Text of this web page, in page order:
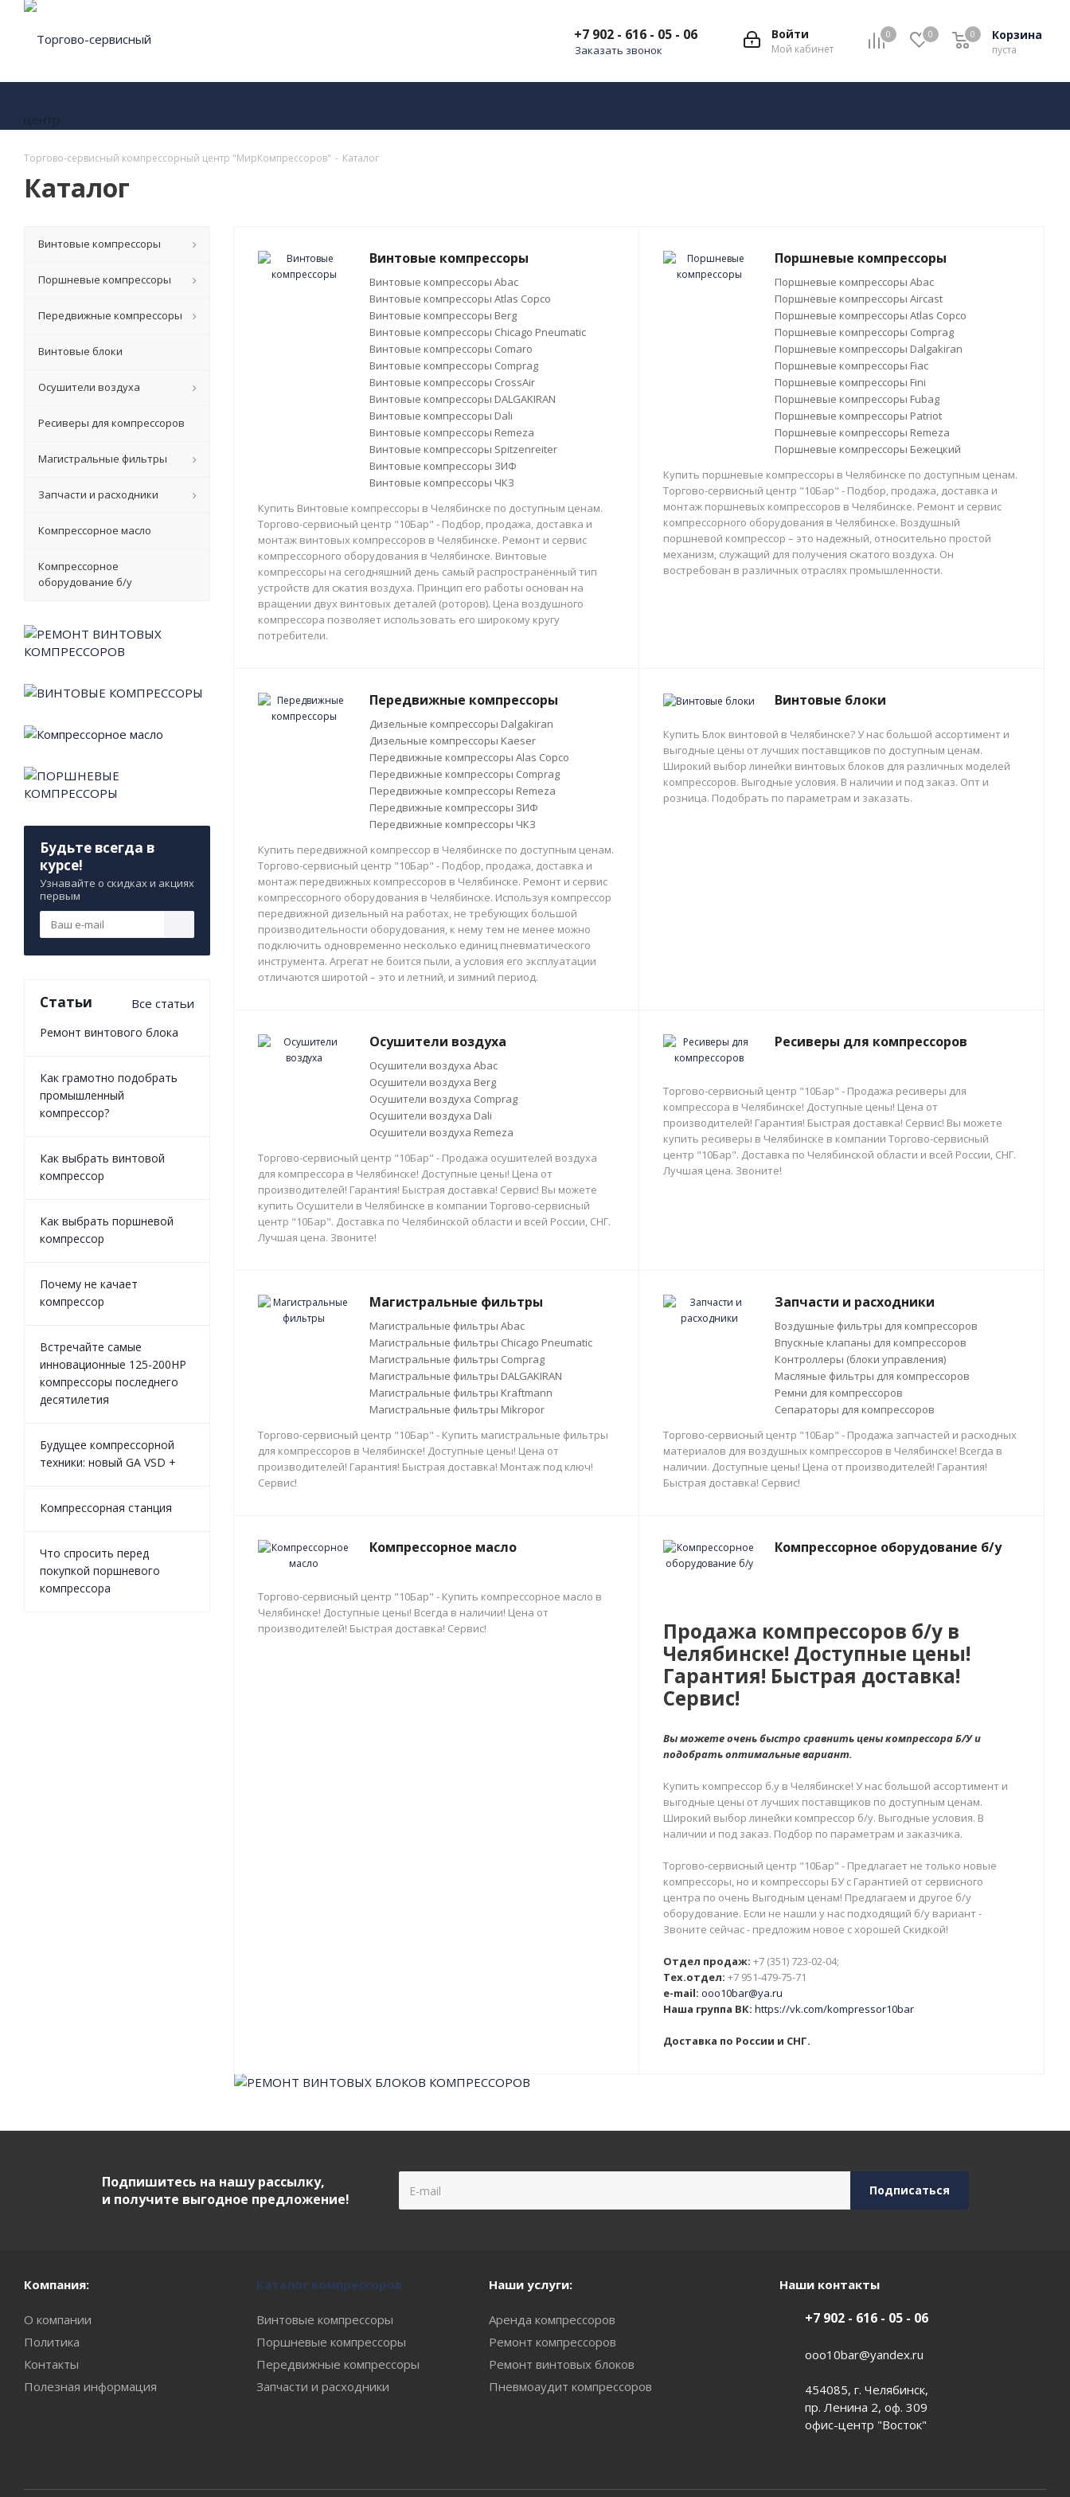
0 0 Корзина
пуста
0
Войти
Мой кабинет
+7 902 - 616 - 05 - 06
Заказать звонок
Торгово-сервисный компрессорный центр "МирКомпрессоров" - Каталог
Каталог
Винтовые компрессоры
Винтовые компрессоры Abac
Винтовые компрессоры Atlas Copco
Винтовые компрессоры Berg
Винтовые компрессоры Chicago Pneumatic
Винтовые компрессоры Comaro
Винтовые компрессоры Comprag
Винтовые компрессоры CrossAir
Винтовые компрессоры DALGAKIRAN
Винтовые компрессоры Dali
Винтовые компрессоры Remeza
Винтовые компрессоры Spitzenreiter
Винтовые компрессоры ЗИФ
Винтовые компрессоры ЧКЗ
Купить Винтовые компрессоры в Челябинске по доступным ценам.
Торгово-сервисный центр "10Бар" - Подбор, продажа, доставка и
монтаж винтовых компрессоров в Челябинске. Ремонт и сервис
компрессорного оборудования в Челябинске. Винтовые
компрессоры на сегодняшний день самый распространённый тип
устройств для сжатия воздуха. Принцип его работы основан на
вращении двух винтовых деталей (роторов). Цена воздушного
компрессора позволяет использовать его широкому кругу
потребители.
Поршневые компрессоры
Поршневые компрессоры Abac
Поршневые компрессоры Aircast
Поршневые компрессоры Atlas Copco
Поршневые компрессоры Comprag
Поршневые компрессоры Dalgakiran
Поршневые компрессоры Fiac
Поршневые компрессоры Fini
Поршневые компрессоры Fubag
Поршневые компрессоры Patriot
Поршневые компрессоры Remeza
Поршневые компрессоры Бежецкий
Купить поршневые компрессоры в Челябинске по доступным ценам.
Торгово-сервисный центр "10Бар" - Подбор, продажа, доставка и
монтаж поршневых компрессоров в Челябинске. Ремонт и сервис
компрессорного оборудования в Челябинске. Воздушный
поршневой компрессор – это надежный, относительно простой
механизм, служащий для получения сжатого воздуха. Он
востребован в различных отраслях промышленности.
Передвижные компрессоры
Дизельные компрессоры Dalgakiran
Дизельные компрессоры Kaeser
Передвижные компрессоры Alas Copco
Передвижные компрессоры Comprag
Передвижные компрессоры Remeza
Передвижные компрессоры ЗИФ
Передвижные компрессоры ЧКЗ
Купить передвижной компрессор в Челябинске по доступным ценам.
Торгово-сервисный центр "10Бар" - Подбор, продажа, доставка и
монтаж передвижных компрессоров в Челябинске. Ремонт и сервис
компрессорного оборудования в Челябинске. Используя компрессор
передвижной дизельный на работах, не требующих большой
производительности оборудования, к нему тем не менее можно
подключить одновременно несколько единиц пневматического
инструмента. Агрегат не боится пыли, а условия его эксплуатации
отличаются широтой – это и летний, и зимний период.
Винтовые блоки
Купить Блок винтовой в Челябинске? У нас большой ассортимент и
выгодные цены от лучших поставщиков по доступным ценам.
Широкий выбор линейки винтовых блоков для различных моделей
компрессоров. Выгодные условия. В наличии и под заказ. Опт и
розница. Подобрать по параметрам и заказать.
Осушители воздуха
Осушители воздуха Abac
Осушители воздуха Berg
Осушители воздуха Comprag
Осушители воздуха Dali
Осушители воздуха Remeza
Торгово-сервисный центр "10Бар" - Продажа осушителей воздуха
для компрессора в Челябинске! Доступные цены! Цена от
производителей! Гарантия! Быстрая доставка! Сервис! Вы можете
купить Осушители в Челябинске в компании Торгово-сервисный
центр "10Бар". Доставка по Челябинской области и всей России, СНГ.
Лучшая цена. Звоните!
Ресиверы для компрессоров
Торгово-сервисный центр "10Бар" - Продажа ресиверы для
компрессора в Челябинске! Доступные цены! Цена от
производителей! Гарантия! Быстрая доставка! Сервис! Вы можете
купить ресиверы в Челябинске в компании Торгово-сервисный
центр "10Бар". Доставка по Челябинской области и всей России, СНГ.
Лучшая цена. Звоните!
Магистральные фильтры
Магистральные фильтры Abac
Магистральные фильтры Chicago Pneumatic
Магистральные фильтры Comprag
Магистральные фильтры DALGAKIRAN
Магистральные фильтры Kraftmann
Магистральные фильтры Mikropor
Торгово-сервисный центр "10Бар" - Купить магистральные фильтры
для компрессоров в Челябинске! Доступные цены! Цена от
производителей! Гарантия! Быстрая доставка! Монтаж под ключ!
Сервис!
Запчасти и расходники
Воздушные фильтры для компрессоров
Впускные клапаны для компрессоров
Контроллеры (блоки управления)
Масляные фильтры для компрессоров
Ремни для компрессоров
Сепараторы для компрессоров
Торгово-сервисный центр "10Бар" - Продажа запчастей и расходных
материалов для воздушных компрессоров в Челябинске! Всегда в
наличии. Доступные цены! Цена от производителей! Гарантия!
Быстрая доставка! Сервис!
Компрессорное масло
Торгово-сервисный центр "10Бар" - Купить компрессорное масло в
Челябинске! Доступные цены! Всегда в наличии! Цена от
производителей! Быстрая доставка! Сервис!
Компрессорное оборудование б/у
Продажа компрессоров б/у в
Челябинске! Доступные цены!
Гарантия! Быстрая доставка!
Сервис!
Вы можете очень быстро сравнить цены компрессора Б/У и
подобрать оптимальные вариант.
Купить компрессор б.у в Челябинске! У нас большой ассортимент и
выгодные цены от лучших поставщиков по доступным ценам.
Широкий выбор линейки компрессор б/у. Выгодные условия. В
наличии и под заказ. Подбор по параметрам и заказчика.
Торгово-сервисный центр "10Бар" - Предлагает не только новые
компрессоры, но и компрессоры БУ с Гарантией от сервисного
центра по очень Выгодным ценам! Предлагаем и другое б/у
оборудование. Если не нашли у нас подходящий б/у вариант -
Звоните сейчас - предложим новое с хорошей Скидкой!
Отдел продаж: +7 (351) 723-02-04;
Тех.отдел: +7 951-479-75-71
e-mail: ooo10bar@ya.ru
Наша группа ВК: https://vk.com/kompressor10bar
Доставка по России и СНГ.
Винтовые компрессоры
Поршневые компрессоры
Передвижные компрессоры
Винтовые блоки
Осушители воздуха
Ресиверы для компрессоров
Магистральные фильтры
Запчасти и расходники
Компрессорное масло
Компрессорное
оборудование б/у
Будьте всегда в
курсе!
Узнавайте о скидках и акциях
первым
Статьи Все статьи
Ремонт винтового блока
Как грамотно подобрать
промышленный
компрессор?
Как выбрать винтовой
компрессор
Как выбрать поршневой
компрессор
Почему не качает
компрессор
Встречайте самые
инновационные 125-200HP
компрессоры последнего
десятилетия
Будущее компрессорной
техники: новый GA VSD +
Компрессорная станция
Что спросить перед
покупкой поршневого
компрессора
Подпишитесь на нашу рассылку,
и получите выгодное предложение!
Компания:
О компании
Политика
Контакты
Полезная информация
Каталог компрессоров
Винтовые компрессоры
Поршневые компрессоры
Передвижные компрессоры
Запчасти и расходники
Наши услуги:
Аренда компрессоров
Ремонт компрессоров
Ремонт винтовых блоков
Пневмоаудит компрессоров
Наши контакты
+7 902 - 616 - 05 - 06
ooo10bar@yandex.ru
454085, г. Челябинск,
пр. Ленина 2, оф. 309
офис-центр "Восток"